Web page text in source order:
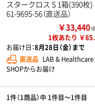
スタークロス S 1箱(390枚)
61-9695-56（直送品）
￥33,440（
1枚あたり ￥
お届け日：8月28日（金）まで
直送品 LAB & Healthcare
SHOPからお届け
1件（1商品）中 1件目～1件目